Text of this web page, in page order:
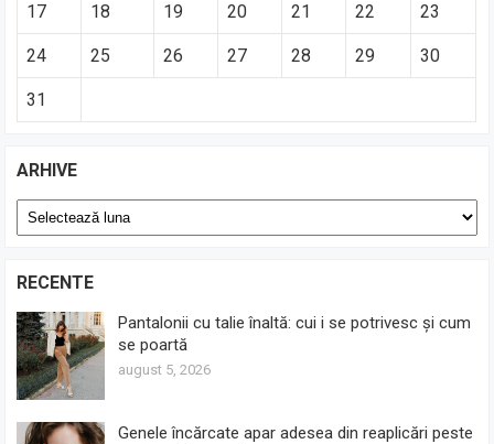
17 18 19 20 21 22 23
24 25 26 27 28 29 30
31
ARHIVE
Arhive
RECENTE
Pantalonii cu talie înaltă: cui i se potrivesc și cum
se poartă
august 5, 2026
Genele încărcate apar adesea din reaplicări peste